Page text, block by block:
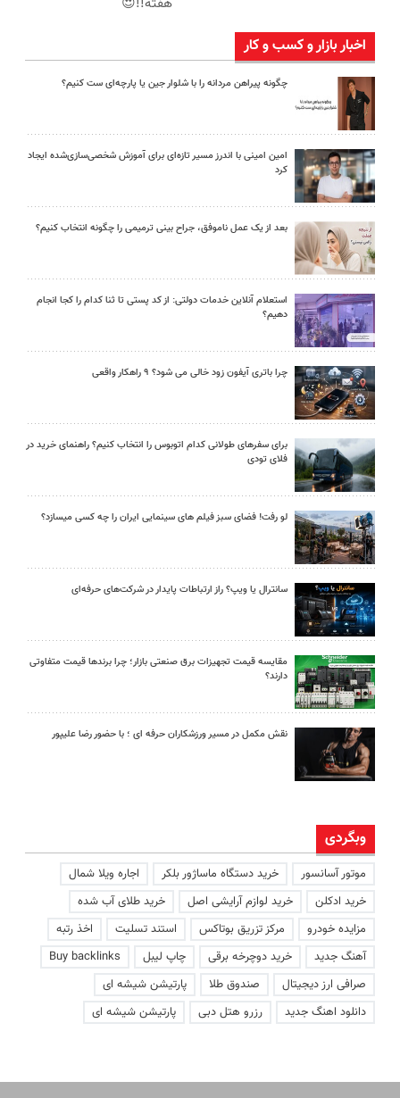
اخبار بازار و کسب و کار
چگونه پیراهن مردانه را با شلوار جین یا پارچه‌ای ست کنیم؟
امین امینی با اندرز مسیر تازه‌ای برای آموزش شخصی‌سازی‌شده ایجاد
کرد
بعد از یک عمل ناموفق، جراح بینی ترمیمی را چگونه انتخاب کنیم؟
استعلام آنلاین خدمات دولتی: از کد پستی تا ثنا کدام را کجا انجام
دهیم؟
چرا باتری آیفون زود خالی می شود؟ ۹ راهکار واقعی
برای سفرهای طولانی کدام اتوبوس را انتخاب کنیم؟ راهنمای خرید در
فلای تودی
لو رفت! فضای سبز فیلم های سینمایی ایران را چه کسی میسازد؟
سانترال یا ویپ؟ راز ارتباطات پایدار در شرکت‌های حرفه‌ای
مقایسه قیمت تجهیزات برق صنعتی بازار؛ چرا برندها قیمت متفاوتی
دارند؟
نقش مکمل در مسیر ورزشکاران حرفه ای ؛ با حضور رضا علیپور
وبگردی
موتور آسانسور خرید دستگاه ماساژور بلکر
اجاره ویلا شمال
خرید ادکلن
خرید لوازم آرایشی اصل
خرید طلای آب شده
مزایده خودرو
مرکز تزریق بوتاکس استند تسلیت
اخذ رتبه
آهنگ جدید
خرید دوچرخه برقی چاپ لیبل
Buy backlinks
صرافی ارز دیجیتال
صندوق طلا
پارتیشن شیشه ای
دانلود اهنگ جدید
رزرو هتل دبی پارتیشن شیشه ای